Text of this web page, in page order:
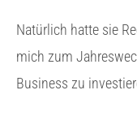
Natürlich hatte sie
mich zum
Business zu